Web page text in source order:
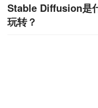
Stable Diffusion是
玩转？